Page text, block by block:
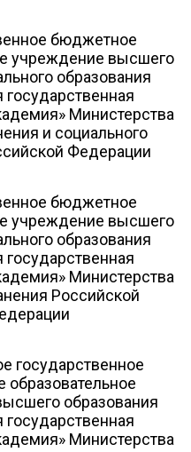
бюджетное
учреждение высшего
образования
Министерства
и социального
Федерации
бюджетное
учреждение высшего
образования
Министерства
Российской
государственное
образования
Министерства